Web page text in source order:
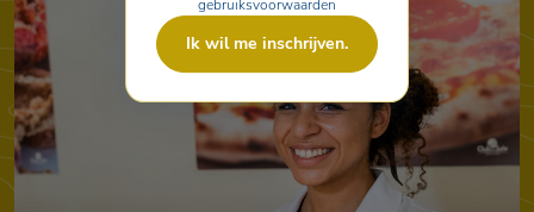
gebruiksvoorwaarden
Ik wil me inschrijven.